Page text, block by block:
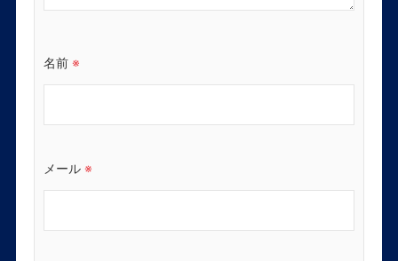
名前 ※
メール ※